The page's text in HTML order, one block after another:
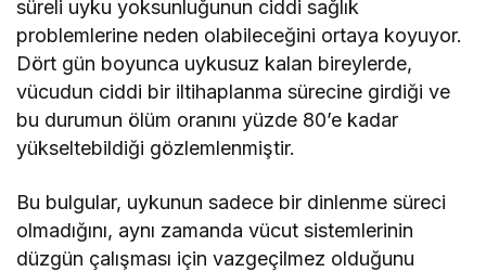
süreli uyku yoksunluğunun ciddi sağlık
problemlerine neden olabileceğini ortaya koyuyor.
Dört gün boyunca uykusuz kalan bireylerde,
vücudun ciddi bir iltihaplanma sürecine girdiği ve
bu durumun ölüm oranını yüzde 80’e kadar
yükseltebildiği gözlemlenmiştir.
Bu bulgular, uykunun sadece bir dinlenme süreci
olmadığını, aynı zamanda vücut sistemlerinin
düzgün çalışması için vazgeçilmez olduğunu